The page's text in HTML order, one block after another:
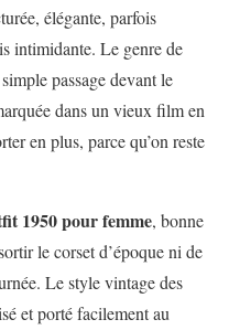
élégante, parfois
intimidante. Le genre de
passage devant le
dans un vieux film en
en plus, parce qu’on reste
1950 pour femme, bonne
le corset d’époque ni de
Le style vintage des
et porté facilement au